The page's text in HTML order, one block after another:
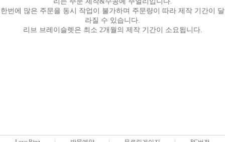
한번에 많은 주문을 동시 작업이 불가하며 주문량이 따라 제작 기간이 달
라질 수 있습니다.
리브 브레이슬렛은 최소 2개월의 제작 기간이 소요됩니다.